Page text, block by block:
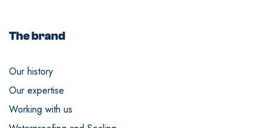
The brand
Our history
Our expertise
Working with us